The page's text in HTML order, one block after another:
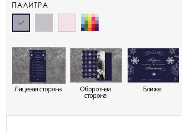
ПАЛИТРА
Лицевая сторона Оборотная
сторона
Ближе